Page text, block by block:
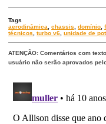
Tags
aerodinâmica
,chassis ,domínio ,
técnicos
,turbo v6 ,unidade de
ATENÇÃO: Comentários com
usuário não serão aprovados